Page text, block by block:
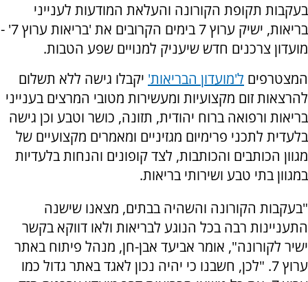
בעקבות תקופת הקורונה והעלאת המודעות לענייני
בריאות, ישיק ערוץ 7 בימים הקרובים את 'בריאות ערוץ 7' -
מועדון צרכנים חדש שיעניק למנויים שפע הטבות.
המצטרפים ל'מועדון הבריאות' יקבלו גישה ללא תשלום
להרצאות זום מקצועיות ומעשירות מטובי המרצים בענייני
בריאות ורפואה ברוח יהודית, תזונה, כושר וטבע וכן גישה
בלעדית לתכני פרימיום מגזיניים ומאמרים מקצועיים של
מגוון הכותבים והכותבות, לצד קופונים והנחות בלעדיות
במגוון בתי טבע ושירותי בריאות.
"בעקבות הקורונה והשהיה בבתים, מצאנו שישנה
התעניינות רבה בכל הנוגע לבריאות ולאו דווקא בקשר
ישיר לקורונה", אומר אביעד אבן-חן, מנהל פיתוח באתר
ערוץ 7. "לכן, חשבנו כי יהיה נכון לאגד באתר גדול כמו